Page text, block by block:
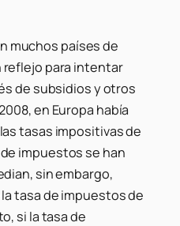
muchos países de
reflejo para intentar
de subsidios y otros
en Europa había
tasas impositivas de
impuestos se han
sin embargo,
tasa de impuestos de
si la tasa de